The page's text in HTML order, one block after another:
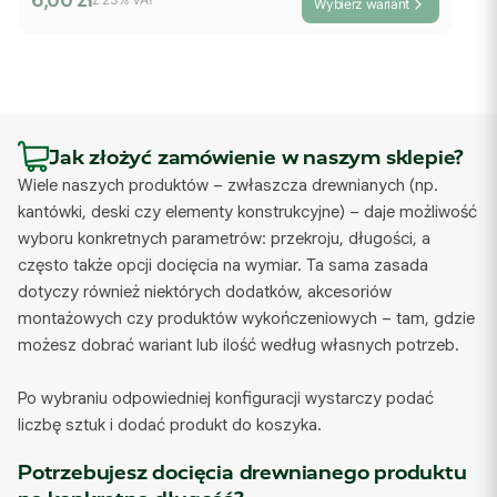
Wybierz wariant
Jak złożyć zamówienie w naszym sklepie?
Wiele naszych produktów – zwłaszcza drewnianych (np.
kantówki, deski czy elementy konstrukcyjne) – daje możliwość
wyboru konkretnych parametrów: przekroju, długości, a
często także opcji docięcia na wymiar. Ta sama zasada
dotyczy również niektórych dodatków, akcesoriów
montażowych czy produktów wykończeniowych – tam, gdzie
możesz dobrać wariant lub ilość według własnych potrzeb.
Po wybraniu odpowiedniej konfiguracji wystarczy podać
liczbę sztuk i dodać produkt do koszyka.
Potrzebujesz docięcia drewnianego produktu